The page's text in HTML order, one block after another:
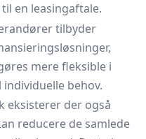
en leasingaftale.
tilbyder
mere fleksible i
behov.
eksisterer der også
reducere de samlede